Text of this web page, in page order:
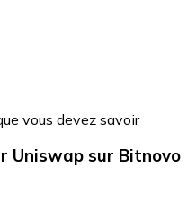
vous devez savoir
Uniswap sur Bitnovo